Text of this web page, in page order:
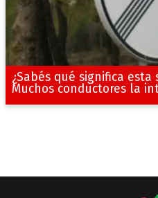
¿Sabés qué significa
Muchos conductores la